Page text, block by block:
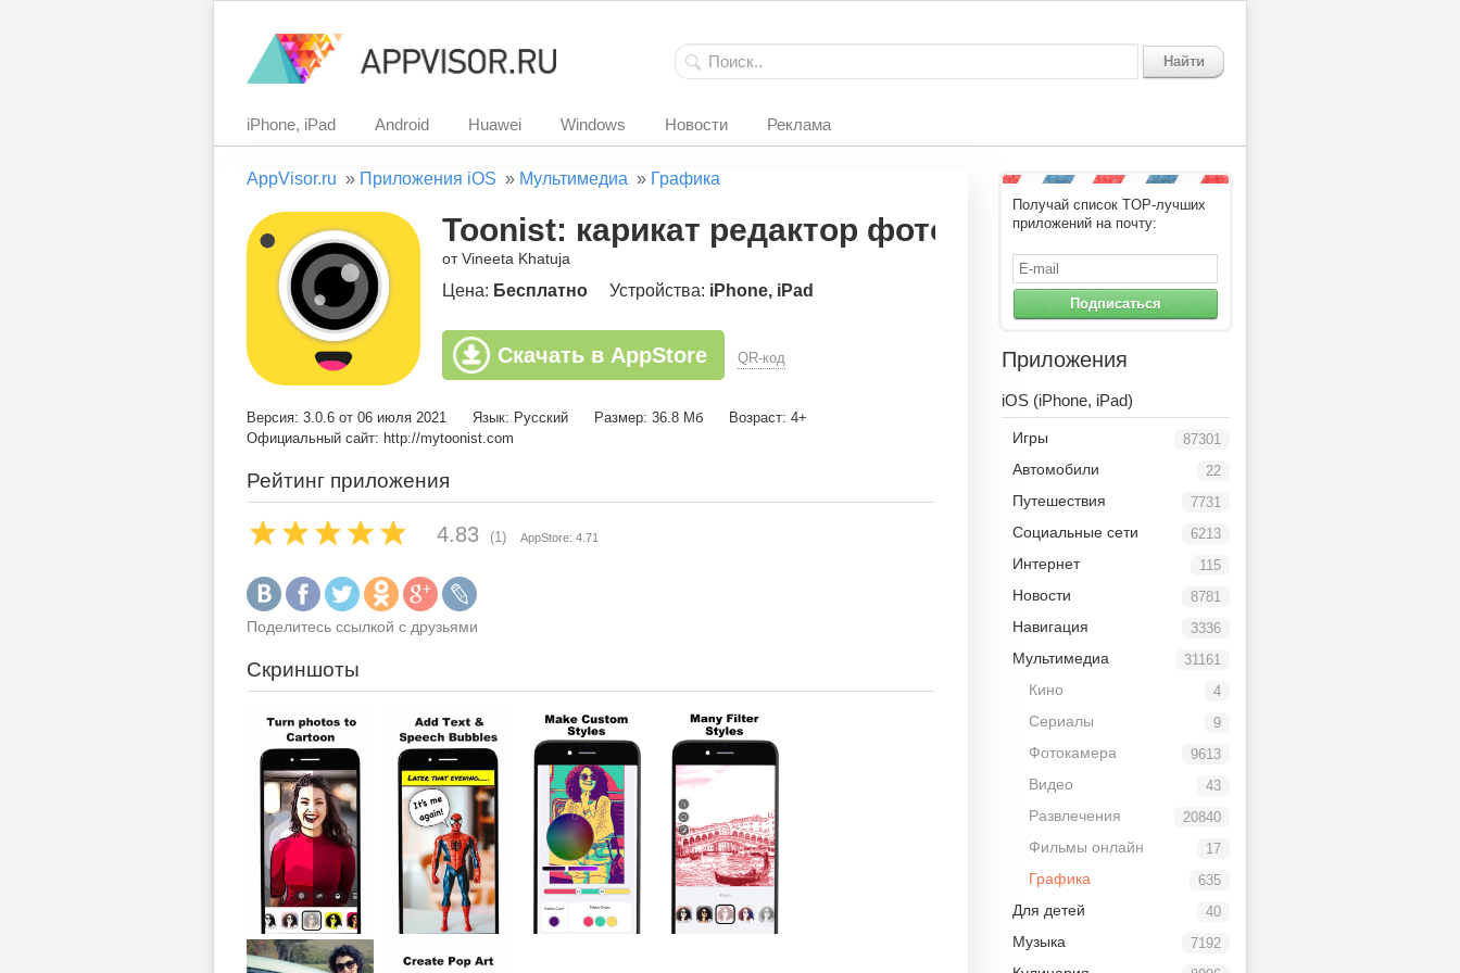
Найти
iPhone, iPad Android Huawei Windows Новости Реклама
AppVisor.ru » Приложения iOS » Мультимедиа » Графика
Toonist: карикат редактор фото
от Vineeta Khatuja
Цена: Бесплатно Устройства: iPhone, iPad
Скачать в AppStore QR-код
Версия: 3.0.6 от 06 июля 2021 Язык: Русский Размер: 36.8 Мб
Возраст: 4+
Официальный сайт: http://mytoonist.com
Рейтинг приложения
4.83 (1) AppStore: 4.71
Поделитесь ссылкой с друзьями
Скриншоты
Получай список TOP-лучших
приложений на почту:
Подписаться
Приложения
iOS (iPhone, iPad)
87301
Игры
22
Автомобили
7731
Путешествия
6213
Социальные сети
115
Интернет
8781
Новости
3336
Навигация
31161
Мультимедиа
4
Кино
9
Сериалы
9613
Фотокамера
43
Видео
20840
Развлечения
17
Фильмы онлайн
635
Графика
40
Для детей
7192
Музыка